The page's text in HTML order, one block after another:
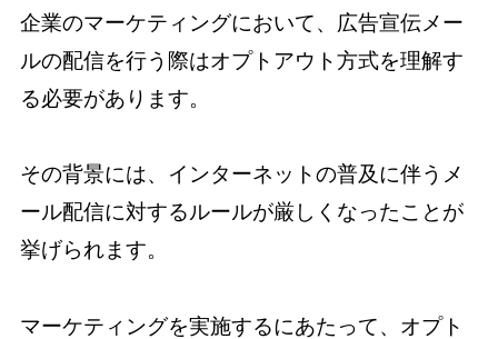
企業のマーケティングにおいて、広告宣伝メー
ルの配信を行う際はオプトアウト方式を理解す
る必要があります。
その背景には、インターネットの普及に伴うメ
ール配信に対するルールが厳しくなったことが
挙げられます。
マーケティングを実施するにあたって、オプト